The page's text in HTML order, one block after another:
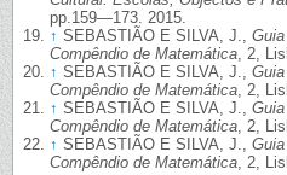
pp.159—173. 2015.
↑ SEBASTIÃO E SILVA, J.,
Compêndio de Matemática , 2,
↑ SEBASTIÃO E SILVA, J.,
Compêndio de Matemática , 2,
↑ SEBASTIÃO E SILVA, J.,
Compêndio de Matemática , 2,
↑ SEBASTIÃO E SILVA, J.,
Compêndio de Matemática , 2,